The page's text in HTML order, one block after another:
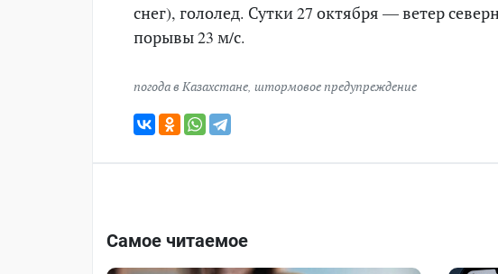
снег), гололед. Сутки 27 октября — ветер
порывы 23 м/с.
погода в Казахстане штормовое предупреждение
Самое читаемое